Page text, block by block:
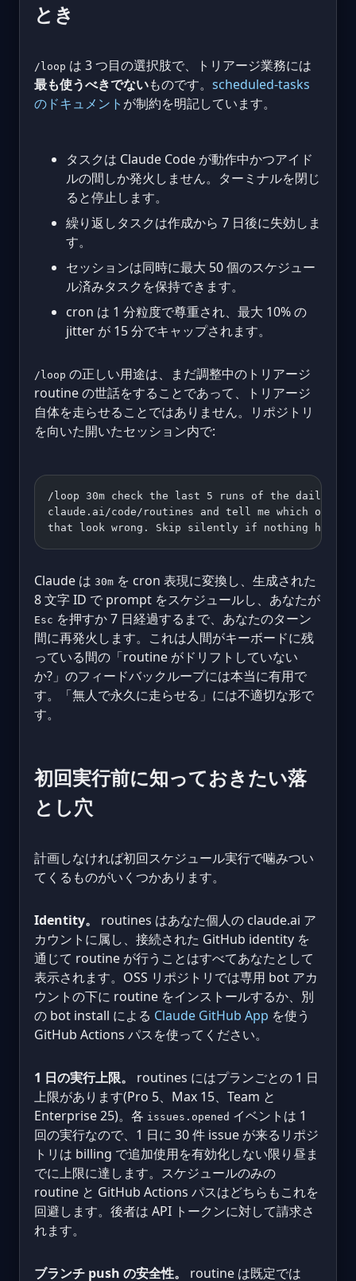
とき
/loop は 3 つ目の選択肢で、トリアージ業務には
最も使うべきでないものです。 scheduled-tasks
のドキュメント が制約を明記しています。
タスクは Claude Code が動作中かつアイド
ルの間しか発火しません。ターミナルを閉じ
ると停止します。
繰り返しタスクは作成から 7 日後に失効しま
す。
セッションは同時に最大 50 個のスケジュー
ル済みタスクを保持できます。
cron は 1 分粒度で尊重され、最大 10% の
jitter が 15 分でキャップされます。
/loop の正しい用途は、まだ調整中のトリアージ
routine の世話をすることであって、トリアージ
自体を走らせることではありません。リポジトリ
を向いた開いたセッション内で:
/loop 30m check the last 5 runs of the daily-
claude.ai/code/routines and tell me which ones
that look wrong. Skip silently if nothing has
Claude は 30m を cron 表現に変換し、生成された
8 文字 ID で prompt をスケジュールし、あなたが
Esc を押すか 7 日経過するまで、あなたのターン
間に再発火します。これは人間がキーボードに残
っている間の「routine がドリフトしていない
か?」のフィードバックループには本当に有用で
す。「無人で永久に走らせる」には不適切な形で
す。
初回実行前に知っておきたい落
とし穴
計画しなければ初回スケジュール実行で噛みつい
てくるものがいくつかあります。
Identity。
routines はあなた個人の claude.ai ア
カウントに属し、接続された GitHub identity を
通じて routine が行うことはすべてあなたとして
表示されます。OSS リポジトリでは専用 bot アカ
ウントの下に routine をインストールするか、別
の bot install による Claude GitHub App を使う
GitHub Actions パスを使ってください。
1 日の実行上限。
routines にはプランごとの 1 日
上限があります(Pro 5、Max 15、Team と
Enterprise 25)。各 issues.opened イベントは 1
回の実行なので、1 日に 30 件 issue が来るリポジ
トリは billing で追加使用を有効化しない限り昼ま
でに上限に達します。スケジュールのみの
routine と GitHub Actions パスはどちらもこれを
回避します。後者は API トークンに対して請求さ
れます。
ブランチ push の安全性。 routine は既定では